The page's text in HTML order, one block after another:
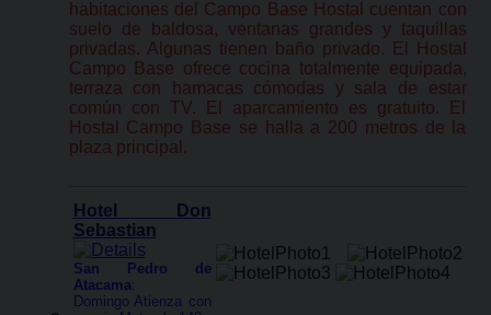
habitaciones del Campo Base Hostal cuentan con
suelo de baldosa, ventanas grandes y taquillas
privadas. Algunas tienen baño privado. El Hostal
Campo Base ofrece cocina totalmente equipada,
terraza con hamacas cómodas y sala de estar
común con TV. El aparcamiento es gratuito. El
Hostal Campo Base se halla a 200 metros de la
plaza principal.
Hotel Don
Sebastian
San Pedro de
Atacama:
Domingo Atienza con